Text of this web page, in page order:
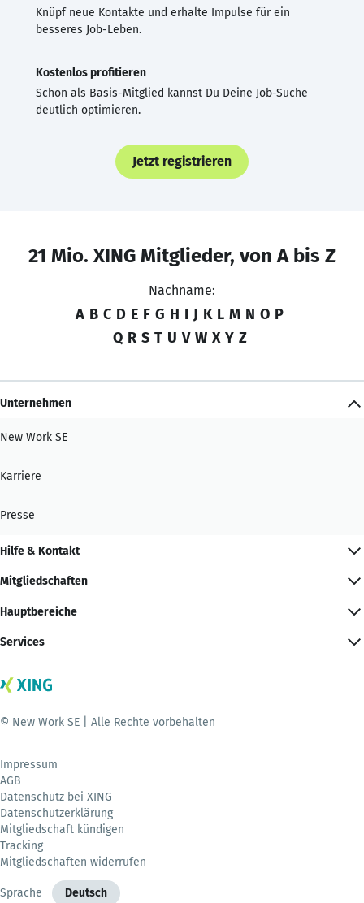
Knüpf neue Kontakte und erhalte Impulse für ein
besseres Job-Leben.
Kostenlos profitieren
Schon als Basis-Mitglied kannst Du Deine Job-Suche
deutlich optimieren.
Jetzt registrieren
21 Mio. XING Mitglieder, von A bis Z
Nachname:
A B C D E F G H I J K L M N O P
Q R S T U V W X Y Z
Unternehmen
New Work SE
Karriere
Presse
Hilfe & Kontakt
Mitgliedschaften
Hauptbereiche
Services
© New Work SE | Alle Rechte vorbehalten
Impressum
AGB
Datenschutz bei XING
Datenschutzerklärung
Mitgliedschaft kündigen
Tracking
Mitgliedschaften widerrufen
Sprache Deutsch